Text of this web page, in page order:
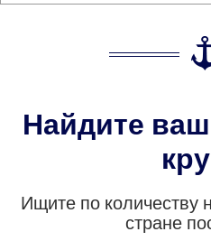
Найдите
Ищите по количеству
стране